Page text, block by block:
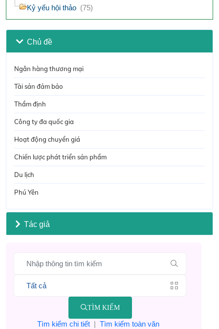
Kỷ yếu hội thảo (75)
Chủ đề
Ngân hàng thương mại
Tài sản đảm bảo
Thẩm định
Công ty đa quốc gia
Hoạt động chuyển giá
Chiến lược phát triển sản phẩm
Du lịch
Phú Yên
Tác giả
TÌM KIẾM
Tìm kiếm chi tiết| Tìm kiếm toàn văn